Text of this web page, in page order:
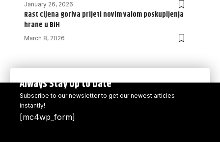
January 26, 2026
Rast cijena goriva prijeti novim valom poskupljenja
hrane u BiH
March 8, 2026
Always Stay Up to Date
Subscribe to our newsletter to get our newest articles
instantly!
[mc4wp_form]